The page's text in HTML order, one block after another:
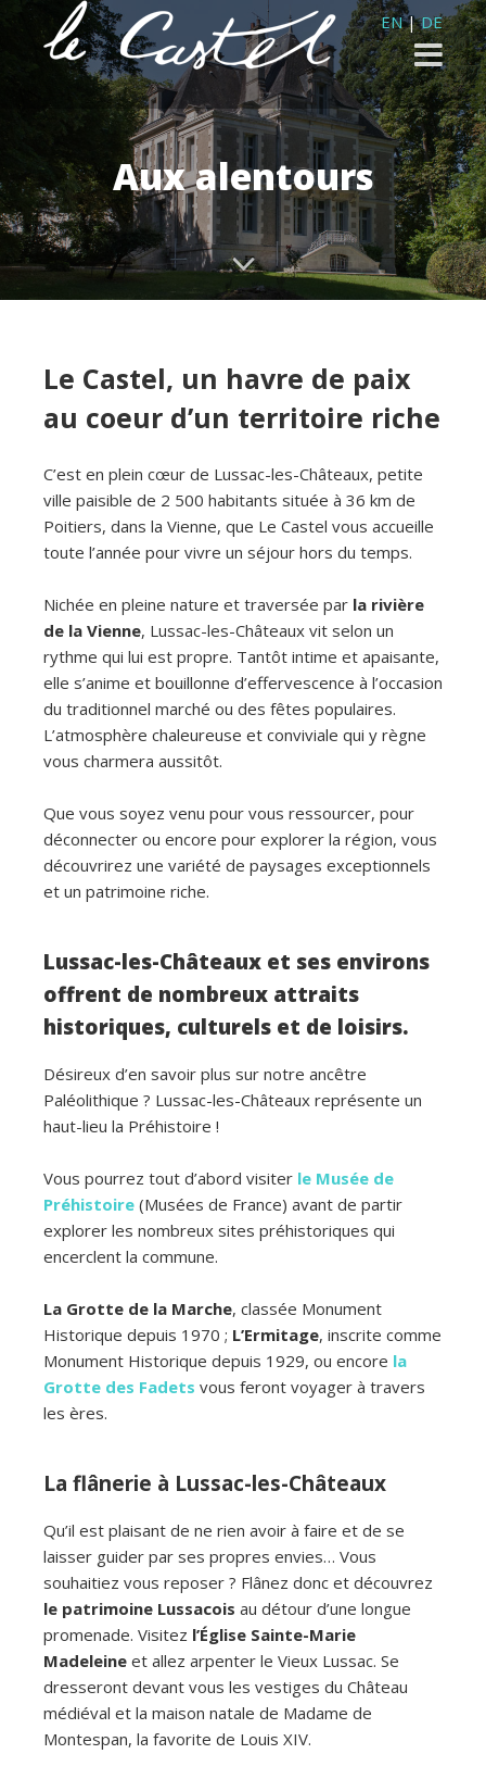
EN|DE
Aux alentours
Le Castel, un havre de paix
au coeur d’un territoire riche
C’est en plein cœur de Lussac-les-Châteaux, petite
ville paisible de 2 500 habitants située à 36 km de
Poitiers, dans la Vienne, que Le Castel vous accueille
toute l’année pour vivre un séjour hors du temps.
Nichée en pleine nature et traversée par la rivière
de la Vienne, Lussac-les-Châteaux vit selon un
rythme qui lui est propre. Tantôt intime et apaisante,
elle s’anime et bouillonne d’effervescence à l’occasion
du traditionnel marché ou des fêtes populaires.
L’atmosphère chaleureuse et conviviale qui y règne
vous charmera aussitôt.
Que vous soyez venu pour vous ressourcer, pour
déconnecter ou encore pour explorer la région, vous
découvrirez une variété de paysages exceptionnels
et un patrimoine riche.
Lussac-les-Châteaux et ses environs
offrent de nombreux attraits
historiques, culturels et de loisirs.
Désireux d’en savoir plus sur notre ancêtre
Paléolithique ? Lussac-les-Châteaux représente un
haut-lieu la Préhistoire !
Vous pourrez tout d’abord visiter le Musée de
Préhistoire (Musées de France) avant de partir
explorer les nombreux sites préhistoriques qui
encerclent la commune.
La Grotte de la Marche, classée Monument
Historique depuis 1970 ; L’Ermitage, inscrite comme
Monument Historique depuis 1929, ou encore la
Grotte des Fadets vous feront voyager à travers
les ères.
La flânerie à Lussac-les-Châteaux
Qu’il est plaisant de ne rien avoir à faire et de se
laisser guider par ses propres envies… Vous
souhaitiez vous reposer ? Flânez donc et découvrez
le patrimoine Lussacois au détour d’une longue
promenade. Visitez l’Église Sainte-Marie
Madeleine et allez arpenter le Vieux Lussac. Se
dresseront devant vous les vestiges du Château
médiéval et la maison natale de Madame de
Montespan, la favorite de Louis XIV.